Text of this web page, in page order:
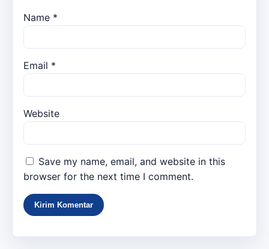
Name *
Email *
Website
Save my name, email, and website in this
browser for the next time I comment.